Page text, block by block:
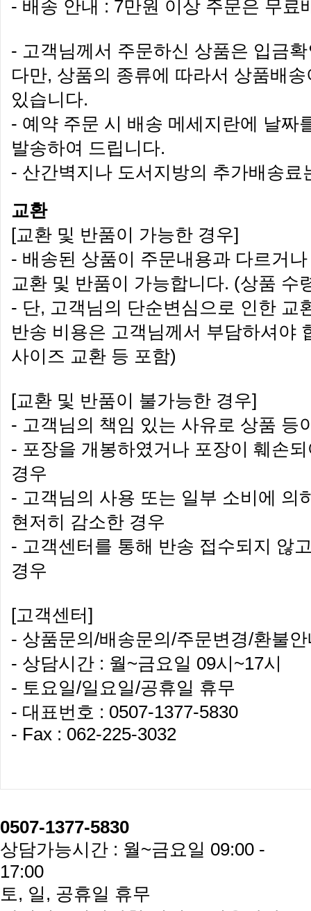
- 배송 안내 : 7만원 이상 주문은 무료
- 고객님께서 주문하신 상품은 입금
다만, 상품의 종류에 따라서 상품배
있습니다.
- 예약 주문 시 배송 메세지란에 날짜
발송하여 드립니다.
- 산간벽지나 도서지방의 추가배송료
교환
[교환 및 반품이 가능한 경우]
- 배송된 상품이 주문내용과 다르거
교환 및 반품이 가능합니다. (상품 수
- 단, 고객님의 단순변심으로 인한 교
반송 비용은 고객님께서 부담하셔야
사이즈 교환 등 포함)
[교환 및 반품이 불가능한 경우]
- 고객님의 책임 있는 사유로 상품 등
- 포장을 개봉하였거나 포장이 훼손
경우
- 고객님의 사용 또는 일부 소비에 의
현저히 감소한 경우
- 고객센터를 통해 반송 접수되지 않
경우
[고객센터]
- 상품문의/배송문의/주문변경/환불
- 상담시간 : 월~금요일 09시~17시
- 토요일/일요일/공휴일 휴무
- 대표번호 : 0507-1377-5830
- Fax : 062-225-3032
0507-1377-5830
상담가능시간 : 월~금요일 09:00 -
17:00
토, 일, 공휴일 휴무